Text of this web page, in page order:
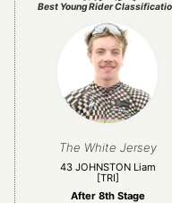
Best Young Rider
The White Jersey
43 JOHNSTON Liam
[TRI]
After 8th Stage